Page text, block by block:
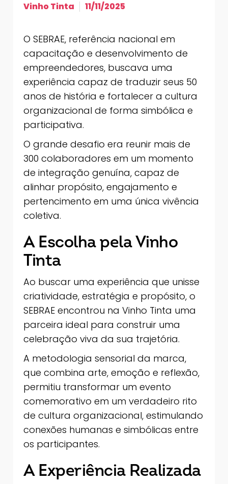
Vinho Tinta 11/11/2025
O SEBRAE, referência nacional em
capacitação e desenvolvimento de
empreendedores, buscava uma
experiência capaz de traduzir seus 50
anos de história e fortalecer a cultura
organizacional de forma simbólica e
participativa.
O grande desafio era reunir mais de
300 colaboradores em um momento
de integração genuína, capaz de
alinhar propósito, engajamento e
pertencimento em uma única vivência
coletiva.
A Escolha pela Vinho
Tinta
Ao buscar uma experiência que unisse
criatividade, estratégia e propósito, o
SEBRAE encontrou na Vinho Tinta uma
parceira ideal para construir uma
celebração viva da sua trajetória.
A metodologia sensorial da marca,
que combina arte, emoção e reflexão,
permitiu transformar um evento
comemorativo em um verdadeiro rito
de cultura organizacional, estimulando
conexões humanas e simbólicas entre
os participantes.
A Experiência Realizada